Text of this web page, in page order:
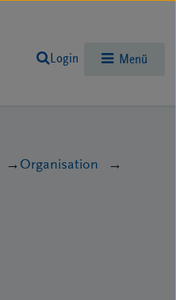
Login Menü
Organisation